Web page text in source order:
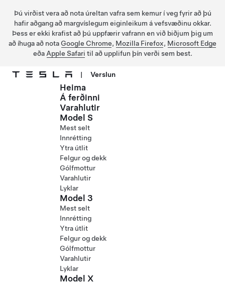
Þú virðist vera að nota úreltan vafra sem kemur í veg fyrir að þú
hafir aðgang að margvíslegum eiginleikum á vefsvæðinu okkar.
Þess er ekki krafist að þú uppfærir vafrann en við biðjum þig um
að íhuga að nota Google Chrome, Mozilla Firefox, Microsoft Edge
eða Apple Safari til að upplifun þín verði sem best.
| Verslun
Heima
Á ferðinni
Varahlutir
Model S
Mest selt
Innrétting
Ytra útlit
Felgur og dekk
Gólfmottur
Varahlutir
Lyklar
Model 3
Mest selt
Innrétting
Ytra útlit
Felgur og dekk
Gólfmottur
Varahlutir
Lyklar
Model X